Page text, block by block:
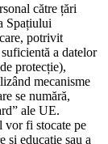
către țări
Spațiului
potrivit
a datelor
protecție),
mecanisme
se numără,
ale UE.
vor fi stocate pe
și educație sau a